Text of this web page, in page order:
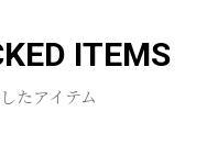
ITEMS
たアイテム